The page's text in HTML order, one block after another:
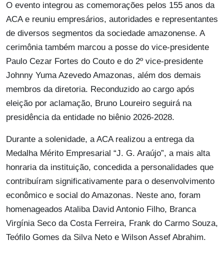
O evento integrou as comemorações pelos 155 anos da
ACA e reuniu empresários, autoridades e representantes
de diversos segmentos da sociedade amazonense. A
cerimônia também marcou a posse do vice-presidente
Paulo Cezar Fortes do Couto e do 2º vice-presidente
Johnny Yuma Azevedo Amazonas, além dos demais
membros da diretoria. Reconduzido ao cargo após
eleição por aclamação, Bruno Loureiro seguirá na
presidência da entidade no biênio 2026-2028.
Durante a solenidade, a ACA realizou a entrega da
Medalha Mérito Empresarial “J. G. Araújo”, a mais alta
honraria da instituição, concedida a personalidades que
contribuíram significativamente para o desenvolvimento
econômico e social do Amazonas. Neste ano, foram
homenageados Ataliba David Antonio Filho, Branca
Virgínia Seco da Costa Ferreira, Frank do Carmo Souza,
Teófilo Gomes da Silva Neto e Wilson Assef Abrahim.